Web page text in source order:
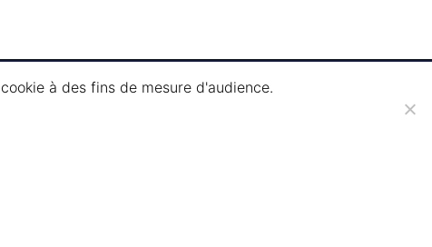
à des fins de mesure d'audience.